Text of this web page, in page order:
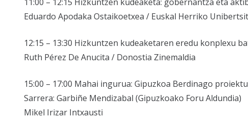
Eduardo Apodaka Ostaikoetxea / Euskal Herriko
12:15 – 13:30 Hizkuntzen kudeaketaren eredu konplexu
Ruth Pérez De Anucita / Donostia Zinemaldia
15:00 – 17:00 Mahai ingurua: Gipuzkoa Berdinago
Sarrera: Garbiñe Mendizabal (Gipuzkoako Foru Aldundia)
Mikel Irizar Intxausti